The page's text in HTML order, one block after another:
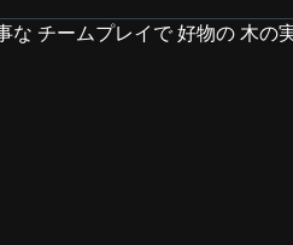
な チームプレイで 好物の 木の